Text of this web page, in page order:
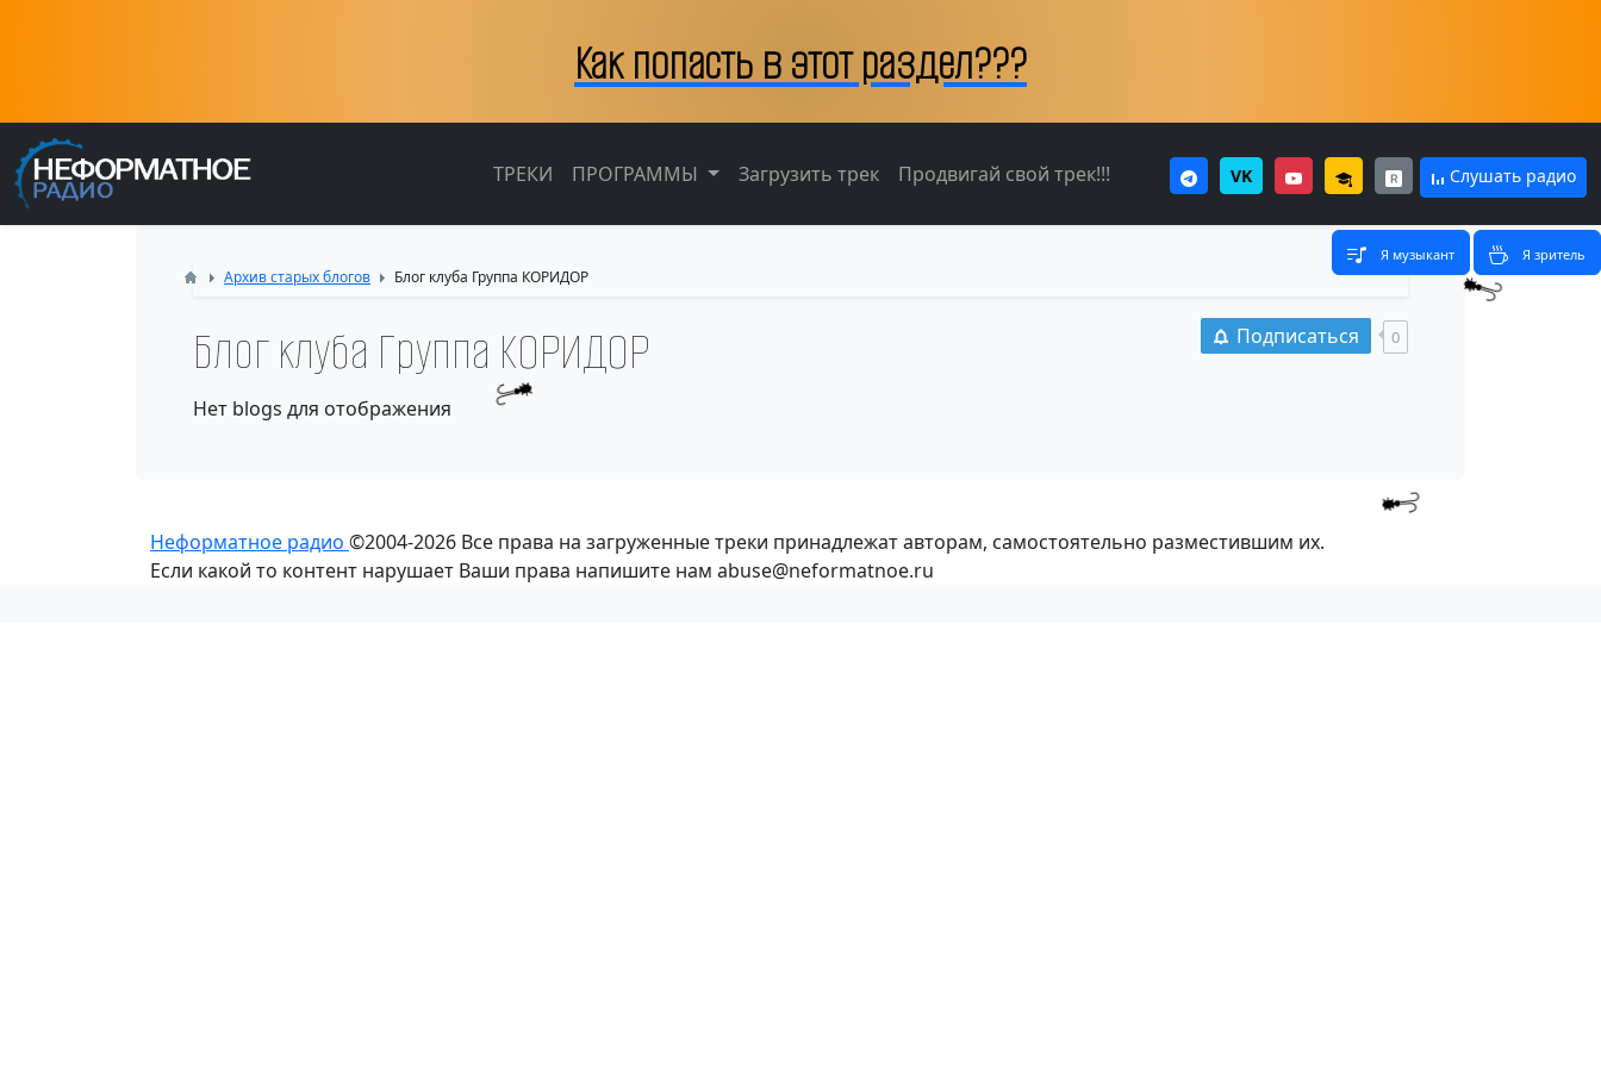
Как попасть в этот раздел???
ТРЕКИ ПРОГРАММЫ Загрузить трек Продвигай свой трек!!! VK Слушать радио
Я музыкант Я зритель
Архив старых блогов Блог клуба Группа КОРИДОР
Подписаться 0
Блог клуба Группа КОРИДОР
Нет blogs для отображения
Неформатное радио ©2004-2026 Все права на загруженные треки принадлежат авторам, самостоятельно разместившим их.
Если какой то контент нарушает Ваши права напишите нам abuse@neformatnoe.ru